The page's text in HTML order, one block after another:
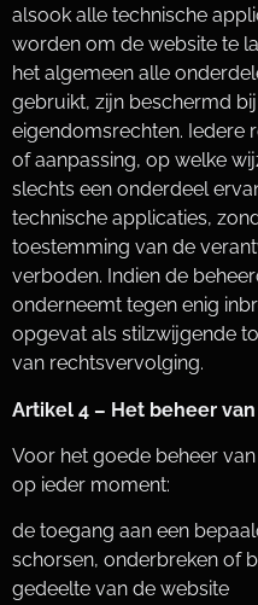
alsook alle technische
worden om de website te
het algemeen alle
gebruikt, zijn beschermd
eigendomsrechten. Iedere
of aanpassing, op welke
slechts een onderdeel
technische applicaties,
toestemming van de
verboden. Indien de
onderneemt tegen enig
opgevat als stilzwijgende
van rechtsvervolging.
Artikel 4 – Het beheer
Voor het goede beheer
op ieder moment:
de toegang aan een
schorsen, onderbreken of
gedeelte van de website